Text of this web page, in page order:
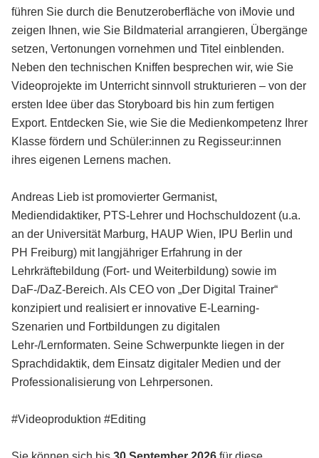
führen Sie durch die Benutzeroberfläche von iMovie und
zeigen Ihnen, wie Sie Bildmaterial arrangieren, Übergänge
setzen, Vertonungen vornehmen und Titel einblenden.
Neben den technischen Kniffen besprechen wir, wie Sie
Videoprojekte im Unterricht sinnvoll strukturieren – von der
ersten Idee über das Storyboard bis hin zum fertigen
Export. Entdecken Sie, wie Sie die Medienkompetenz Ihrer
Klasse fördern und Schüler:innen zu Regisseur:innen
ihres eigenen Lernens machen.
Andreas Lieb ist promovierter Germanist,
Mediendidaktiker, PTS-Lehrer und Hochschuldozent (u.a.
an der Universität Marburg, HAUP Wien, IPU Berlin und
PH Freiburg) mit langjähriger Erfahrung in der
Lehrkräftebildung (Fort- und Weiterbildung) sowie im
DaF-/DaZ-Bereich. Als CEO von „Der Digital Trainer“
konzipiert und realisiert er innovative E-Learning-
Szenarien und Fortbildungen zu digitalen
Lehr-/Lernformaten. Seine Schwerpunkte liegen in der
Sprachdidaktik, dem Einsatz digitaler Medien und der
Professionalisierung von Lehrpersonen.
#Videoproduktion #Editing